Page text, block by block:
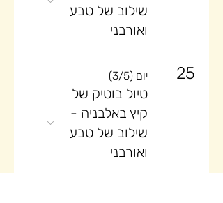
שילוב של טבע
ואורבני
25 יום (3/5)
טיול בוטיק של
קיץ באלבניה -
שילוב של טבע
ואורבני